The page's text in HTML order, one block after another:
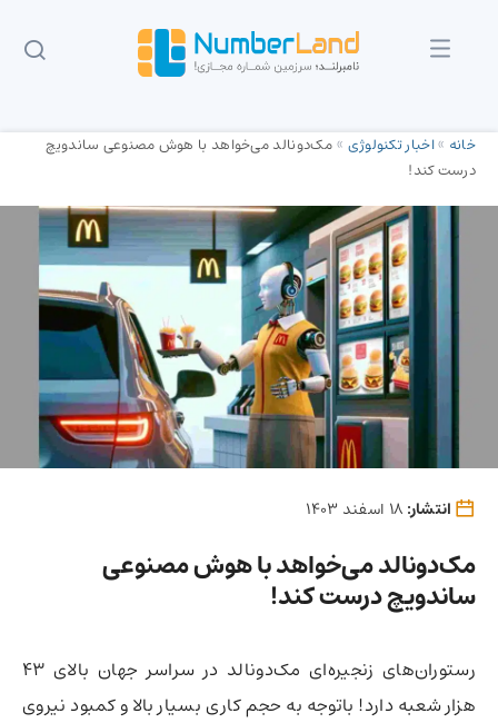
خانه »اخبار تکنولوژی »مک‌دونالد می‌خواهد با هوش مصنوعی ساندویچ
درست کند!
انتشار:
مک‌دونالد می‌خواهد با هوش مصنوعی
ساندویچ درست کند!
رستوران‌های زنجیره‌ای مک‌دونالد در سراسر جهان بالای ۴۳
هزار شعبه دارد! باتوجه به حجم کاری بسیار بالا و کمبود نیروی